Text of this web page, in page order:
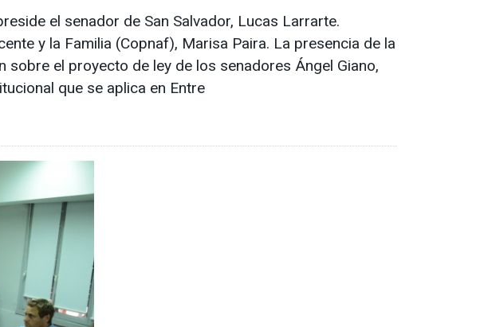
el senador de San Salvador, Lucas Larrarte.
y la Familia (Copnaf), Marisa Paira. La presencia de la
el proyecto de ley de los senadores Ángel Giano,
que se aplica en Entre